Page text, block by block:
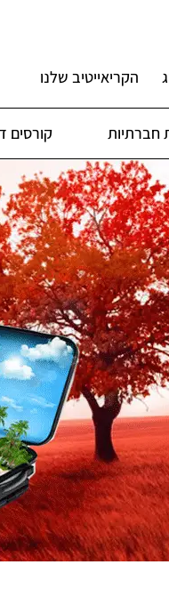
הקריאייטיב שלנו
חברתיות קורסים